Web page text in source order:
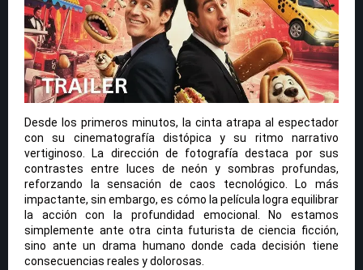
Desde los primeros minutos, la cinta atrapa al espectador
con su cinematografía distópica y su ritmo narrativo
vertiginoso. La dirección de fotografía destaca por sus
contrastes entre luces de neón y sombras profundas,
reforzando la sensación de caos tecnológico. Lo más
impactante, sin embargo, es cómo la película logra equilibrar
la acción con la profundidad emocional. No estamos
simplemente ante otra cinta futurista de ciencia ficción,
sino ante un drama humano donde cada decisión tiene
consecuencias reales y dolorosas.